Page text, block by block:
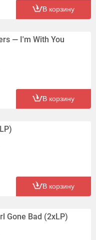
В корзину
— I'm With You
В корзину
В корзину
Gone Bad (2xLP)